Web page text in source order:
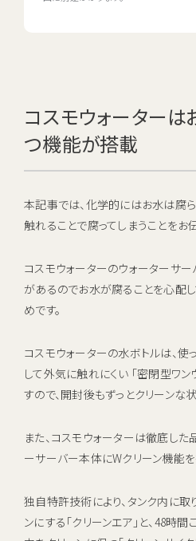
コスモウォーター
つ機能が搭載
本記事では、化学的にはお水は腐
触れることで腐ってしまうことをお
コスモウォーターのウォーターサ
があるのでお水が腐ることを心配
めです。
コスモウォーターの水ボトルは、
して外気に触れにくい 「密閉型ワン
すので、開封後もずっとクリーンな
また、コスモウォーターは徹底した
ーサーバー本体にWクリーン機能を
独自特許技術により、タンク内に
ンにする「クリーンエア」と、48時